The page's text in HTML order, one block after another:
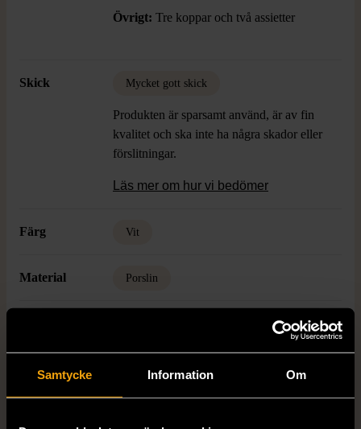
Samtycke Information Om
Övrigt: Tre koppar och två assietter
Skick Mycket gott skick
Produkten är sparsamt använd, är av fin
kvalitet och ska inte ha några skador eller
förslitningar.
Läs mer om hur vi bedömer
Färg Vit
Material Porslin
Produkten är unik och finns enbart som 1 st i lager.